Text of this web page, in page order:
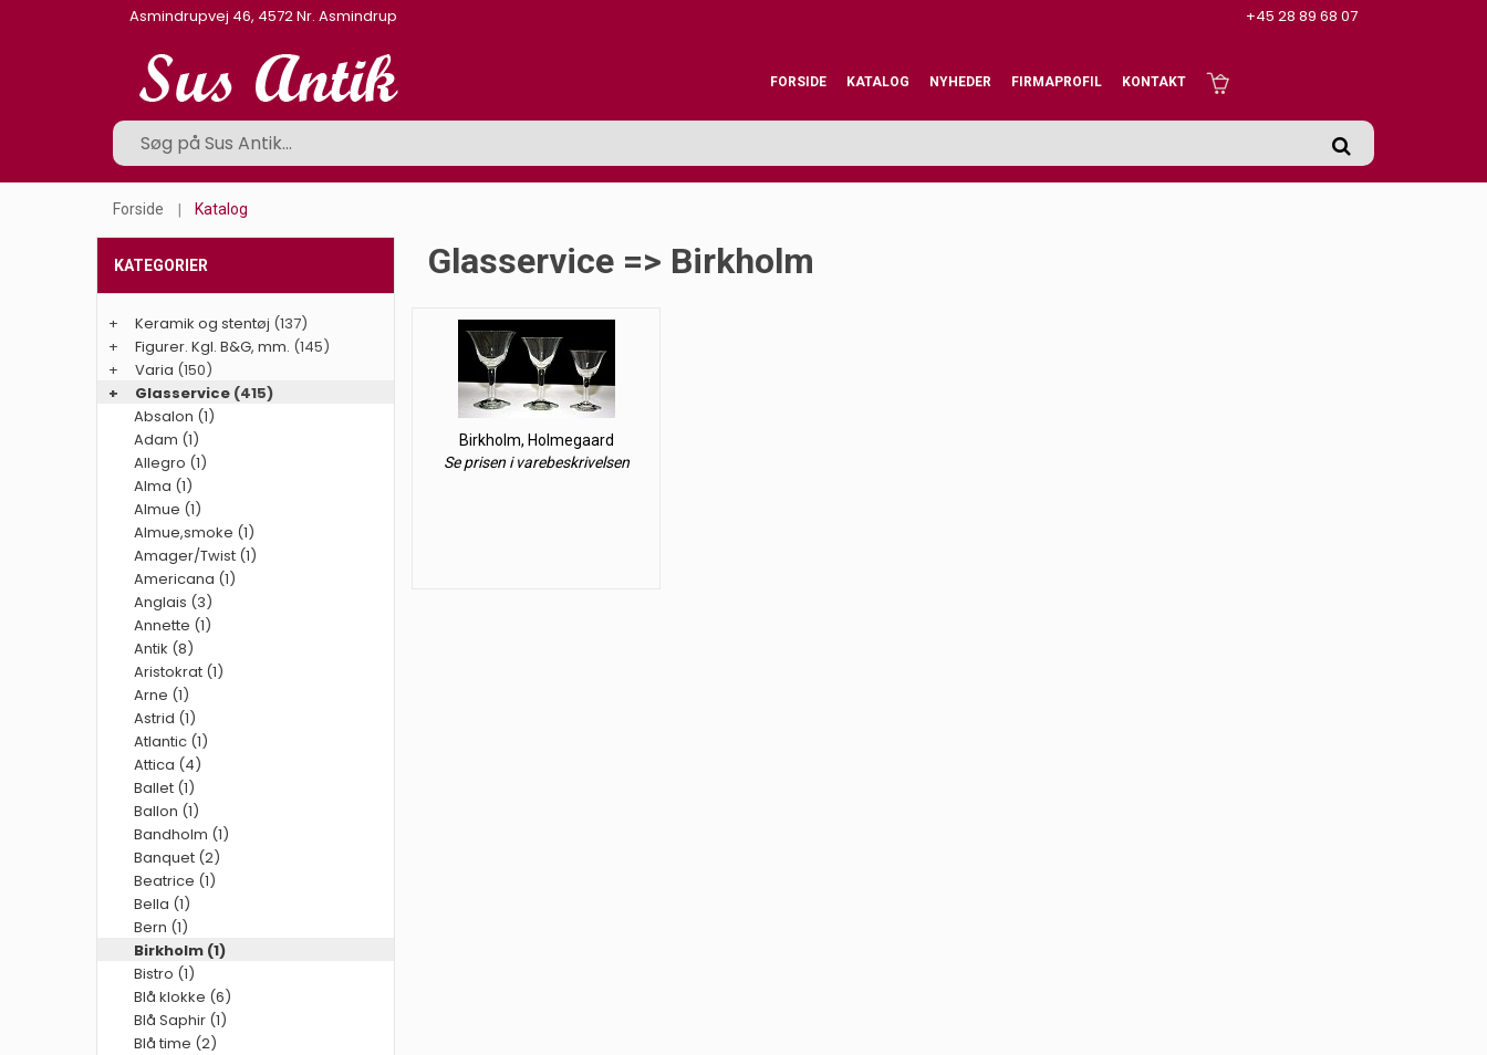
Asmindrupvej 46, 4572 Nr. Asmindrup +45 28 89 68 07
FORSIDE KATALOG NYHEDER FIRMAPROFIL KONTAKT
Forside Katalog
Glasservice => Birkholm
Birkholm, Holmegaard
Se prisen i varebeskrivelsen
KATEGORIER
+ Keramik og stentøj (137)
+
Figurer. Kgl. B&G, mm. (145)
+
Varia (150)
+
Glasservice (415)
Absalon (1)
Adam (1)
Allegro (1)
Alma (1)
Almue (1)
Almue,smoke (1)
Amager/Twist (1)
Americana (1)
Anglais (3)
Annette (1)
Antik (8)
Aristokrat (1)
Arne (1)
Astrid (1)
Atlantic (1)
Attica (4)
Ballet (1)
Ballon (1)
Bandholm (1)
Banquet (2)
Beatrice (1)
Bella (1)
Bern (1)
Birkholm (1)
Bistro (1)
Blå klokke (6)
Blå Saphir (1)
Blå time (2)